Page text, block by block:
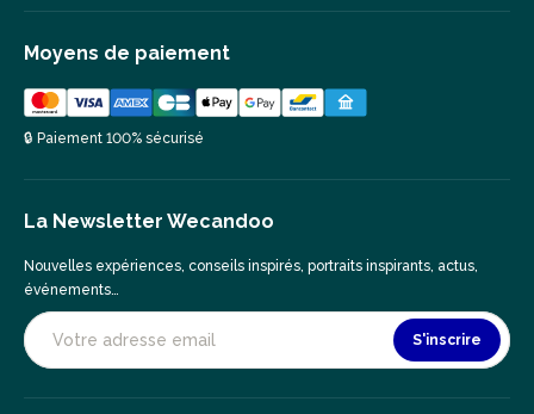
Moyens de paiement
🔒 Paiement 100% sécurisé
La Newsletter Wecandoo
Nouvelles expériences, conseils inspirés, portraits inspirants, actus,
événements…
S'inscrire